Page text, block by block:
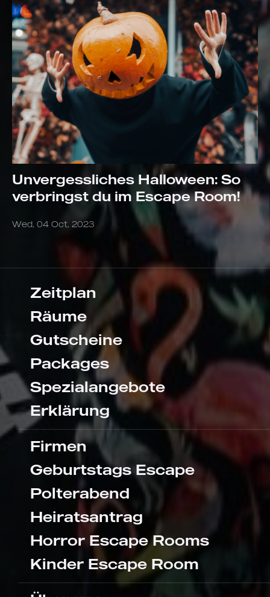
Unvergessliches Halloween: So
verbringst du im Escape Room!
Wed, 04 Oct, 2023
Zeitplan
Räume
Gutscheine
Packages
Spezialangebote
Erklärung
Firmen
Geburtstags Escape
Polterabend
Heiratsantrag
Horror Escape Rooms
Kinder Escape Room